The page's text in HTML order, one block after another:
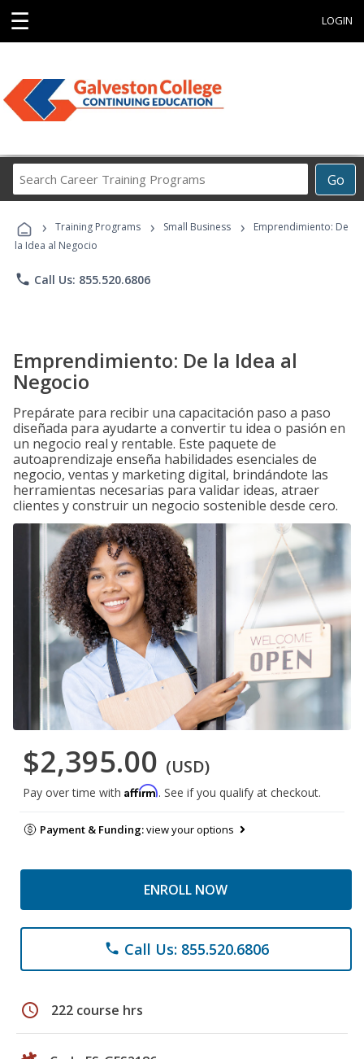
☰ LOGIN
Go
Career
Programs
› Training Programs › Small Business ›
Emprendimiento: De
la Idea al Negocio
phone Call Us: 855.520.6806
Emprendimiento: De la Idea al
Negocio
Prepárate para recibir una capacitación paso a paso
diseñada para ayudarte a convertir tu idea o pasión en
un negocio real y rentable. Este paquete de
autoaprendizaje enseña habilidades esenciales de
negocio, ventas y marketing digital, brindándote las
herramientas necesarias para validar ideas, atraer
clientes y construir un negocio sostenible desde cero.
$2,395.00 (USD)
Pay over time with Affirm. See if you qualify at checkout.
Payment & Funding:view your options
ENROLL NOW
phone Call Us: 855.520.6806
schedule 222 course hrs